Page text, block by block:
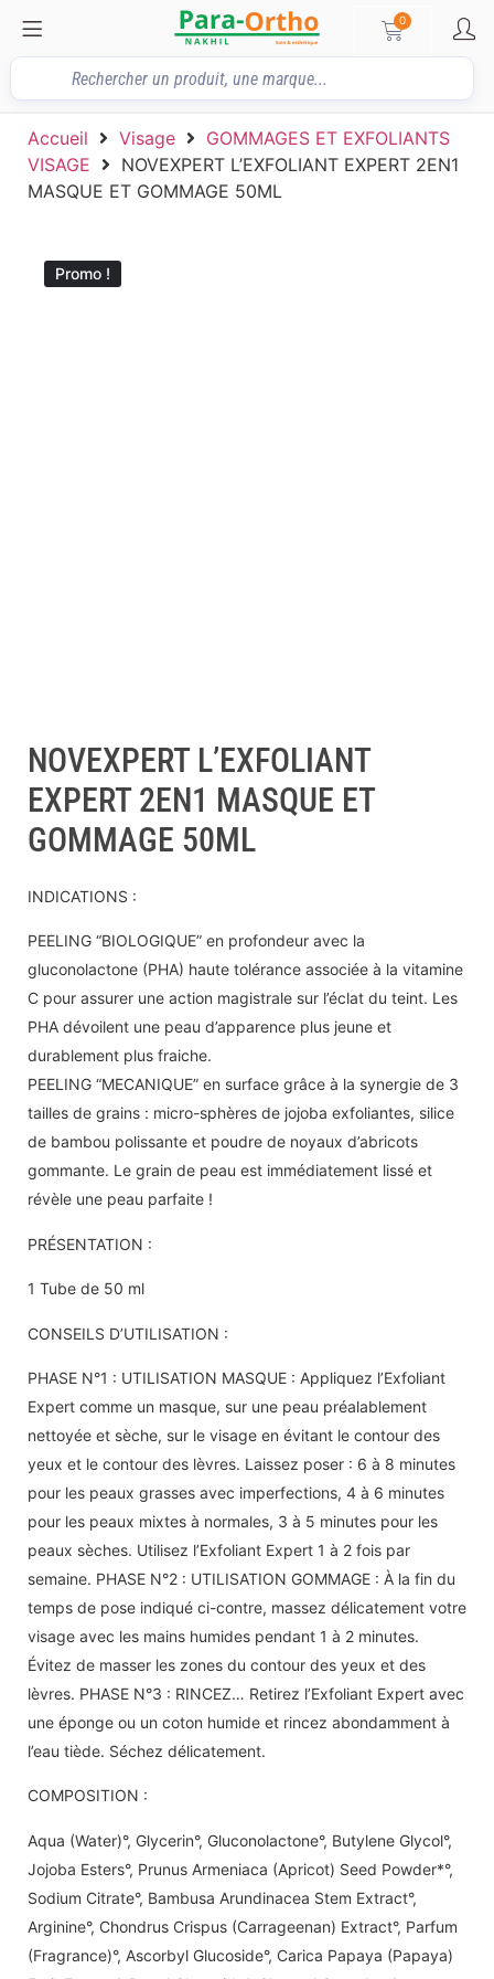
0
Accueil Visage
GOMMAGES ET EXFOLIANTS
VISAGE
NOVEXPERT L’EXFOLIANT EXPERT 2EN1
MASQUE ET GOMMAGE 50ML
Promo !
NOVEXPERT L’EXFOLIANT
EXPERT 2EN1 MASQUE ET
GOMMAGE 50ML
INDICATIONS :
PEELING “BIOLOGIQUE” en profondeur avec la
gluconolactone (PHA) haute tolérance associée à la vitamine
C pour assurer une action magistrale sur l’éclat du teint. Les
PHA dévoilent une peau d’apparence plus jeune et
durablement plus fraiche.
PEELING “MECANIQUE” en surface grâce à la synergie de 3
tailles de grains : micro-sphères de jojoba exfoliantes, silice
de bambou polissante et poudre de noyaux d’abricots
gommante. Le grain de peau est immédiatement lissé et
révèle une peau parfaite !
PRÉSENTATION :
1 Tube de 50 ml
CONSEILS D’UTILISATION :
PHASE N°1 : UTILISATION MASQUE : Appliquez l’Exfoliant
Expert comme un masque, sur une peau préalablement
nettoyée et sèche, sur le visage en évitant le contour des
yeux et le contour des lèvres. Laissez poser : 6 à 8 minutes
pour les peaux grasses avec imperfections, 4 à 6 minutes
pour les peaux mixtes à normales, 3 à 5 minutes pour les
peaux sèches. Utilisez l’Exfoliant Expert 1 à 2 fois par
semaine. PHASE N°2 : UTILISATION GOMMAGE : À la fin du
temps de pose indiqué ci-contre, massez délicatement votre
visage avec les mains humides pendant 1 à 2 minutes.
Évitez de masser les zones du contour des yeux et des
lèvres. PHASE N°3 : RINCEZ… Retirez l’Exfoliant Expert avec
une éponge ou un coton humide et rincez abondamment à
l’eau tiède. Séchez délicatement.
COMPOSITION :
Aqua (Water)°, Glycerin°, Gluconolactone°, Butylene Glycol°,
Jojoba Esters°, Prunus Armeniaca (Apricot) Seed Powder*°,
Sodium Citrate°, Bambusa Arundinacea Stem Extract°,
Arginine°, Chondrus Crispus (Carrageenan) Extract°, Parfum
(Fragrance)°, Ascorbyl Glucoside°, Carica Papaya (Papaya)